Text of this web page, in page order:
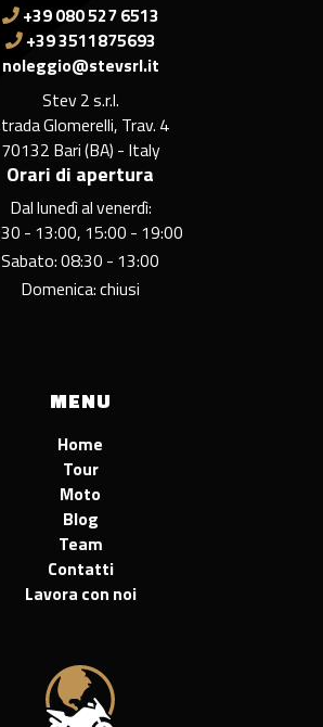
+39 080 527 6513
+39 3511875693
noleggio@stevsrl.it
Stev 2 s.r.l.
Glomerelli, Trav. 4
70132 Bari (BA) - Italy
Orari di apertura
Dal lunedì al venerdì:
- 13:00, 15:00 - 19:00
Sabato: 08:30 - 13:00
Domenica: chiusi
MENU
Home
Tour
Moto
Blog
Team
Contatti
Lavora con noi